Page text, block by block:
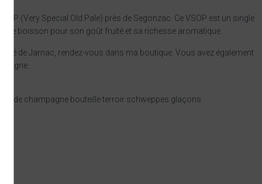
(Very Special Old Pale) près de Segonzac. Ce VSOP est un single
boisson pour son goût fruité et sa richesse aromatique.
de Jarnac, rendez-vous dans ma boutique. Vous avez également
ligne.